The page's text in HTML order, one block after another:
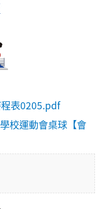
表0205.pdf
校運動會桌球【會